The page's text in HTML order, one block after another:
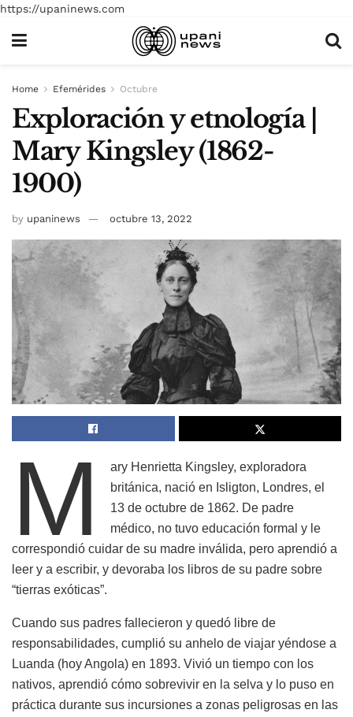
https://upaninews.com
Home Efemérides Octubre
Exploración y etnología |
Mary Kingsley (1862-
1900)
by upaninews octubre 13, 2022
M
ary Henrietta Kingsley, exploradora
británica, nació en Isligton, Londres, el
13 de octubre de 1862. De padre
médico, no tuvo educación formal y le
correspondió cuidar de su madre inválida, pero aprendió a
leer y a escribir, y devoraba los libros de su padre sobre
“tierras exóticas”.
Cuando sus padres fallecieron y quedó libre de
responsabilidades, cumplió su anhelo de viajar yéndose a
Luanda (hoy Angola) en 1893. Vivió un tiempo con los
nativos, aprendió cómo sobrevivir en la selva y lo puso en
práctica durante sus incursiones a zonas peligrosas en las